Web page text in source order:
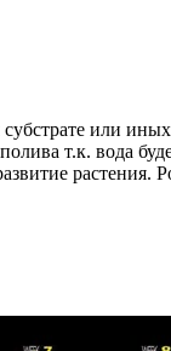
или
т.к. вода